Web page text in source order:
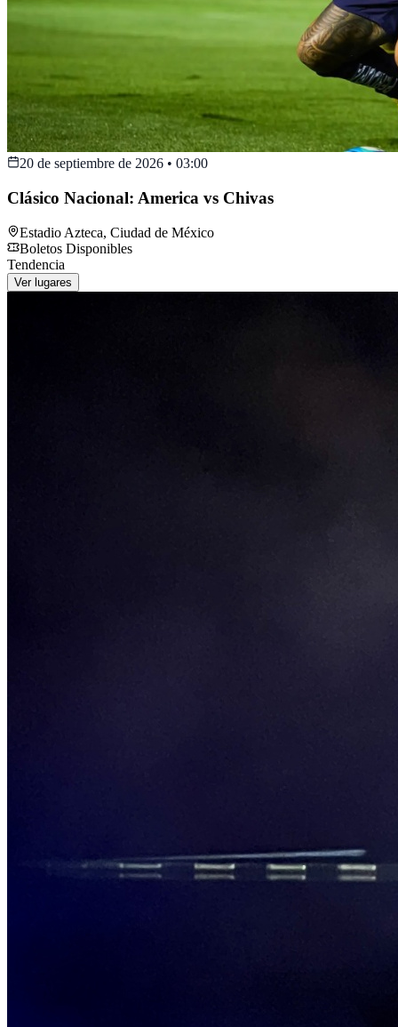
20 de septiembre de 2026 • 03:00
Clásico Nacional: America vs Chivas
Estadio Azteca, Ciudad de México
Boletos Disponibles
Tendencia
Ver lugares